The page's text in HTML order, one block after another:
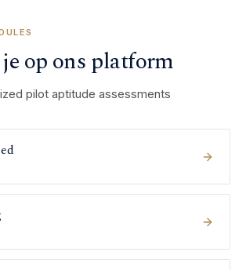
op ons platform
pilot aptitude assessments